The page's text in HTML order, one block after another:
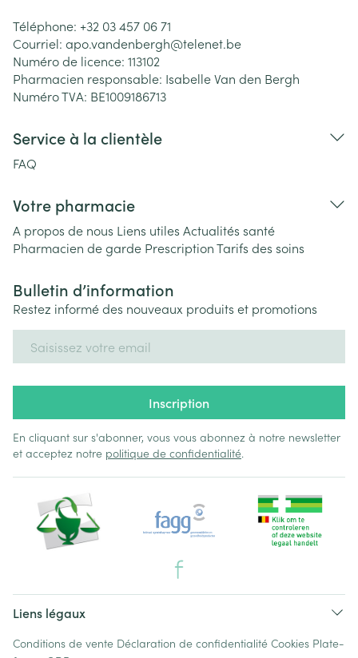
Téléphone: +32 03 457 06 71
Courriel: apo.vandenbergh@telenet.be
Numéro de licence: 113102
Pharmacien responsable: Isabelle Van den Bergh
Numéro TVA: BE1009186713
Service à la clientèle
FAQ
Votre pharmacie
A propos de nous Liens utiles Actualités santé
Pharmacien de garde PrescriptionTarifs des soins
Bulletin d’information
Restez informé des nouveaux produits et promotions
Inscription
En cliquant sur s'abonner, vous vous abonnez à notre newsletter
et acceptez notre politique de confidentialité.
Liens légaux
Conditions de vente Déclaration de confidentialité Cookies Plate-